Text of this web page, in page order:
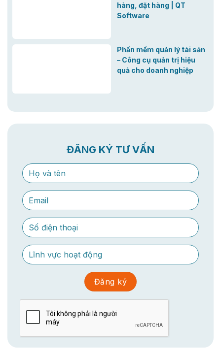
hàng, đặt hàng | QT
Software
Phần mềm quản lý tài sản
– Công cụ quản trị hiệu
quả cho doanh nghiệp
ĐĂNG KÝ TƯ VẤN